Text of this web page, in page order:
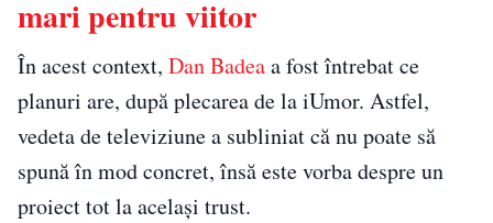
mari pentru viitor
În acest context, Dan Badeaa fost întrebat ce
planuri are, după plecarea de la iUmor. Astfel,
vedeta de televiziune a subliniat că nu poate să
spună în mod concret, însă este vorba despre un
proiect tot la același trust.